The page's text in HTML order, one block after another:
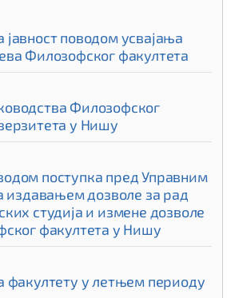
поводом усвајања
Филозофског факултета
Филозофског
у Нишу
поступка пред Управним
издавањем дозволе за рад
студија и измене дозволе
факултета у Нишу
факултету у летњем периоду